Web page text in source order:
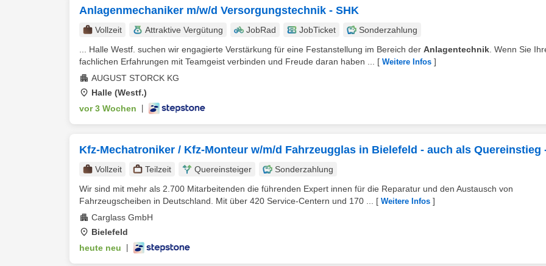
Anlagenmechaniker m/w/d Versorgungstechnik - SHK
Vollzeit Attraktive Vergütung JobRad JobTicket
Sonderzahlung
... Halle Westf. suchen wir engagierte Verstärkung für eine Festanstellung im Bereich der Anlagentechnik . Wenn Sie
fachlichen Erfahrungen mit Teamgeist verbinden und Freude daran haben ...
[ Weitere Infos ]
AUGUST STORCK KG
Halle (Westf.)
vor 3 Wochen
Kfz-Mechatroniker / Kfz-Monteur w/m/d Fahrzeugglas in Bielefeld - auch als Quereinstieg
Vollzeit Teilzeit Quereinsteiger
Sonderzahlung
Wir sind mit mehr als 2.700 Mitarbeitenden die führenden Expert innen für die Reparatur und den Austausch von
Fahrzeugscheiben in Deutschland. Mit über 420 Service-Centern und 170 ...
[ Weitere Infos ]
Carglass GmbH
Bielefeld
heute neu